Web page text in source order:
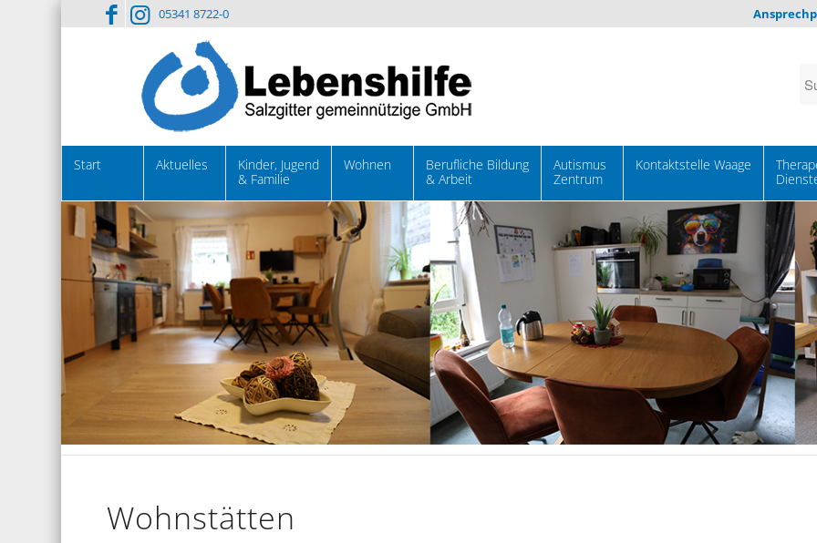
05341 8722-0
Start Aktuelles
Kinder, Jugend
& Familie
Wohnen
Berufliche Bildung
& Arbeit
Autismus
Zentrum
Kontaktstelle Waage
Wohnstätten